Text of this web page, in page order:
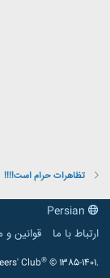
تظاهرات حرام است!!!!
ارتباط با ما
قوانین و
Club® © 1385-1401.